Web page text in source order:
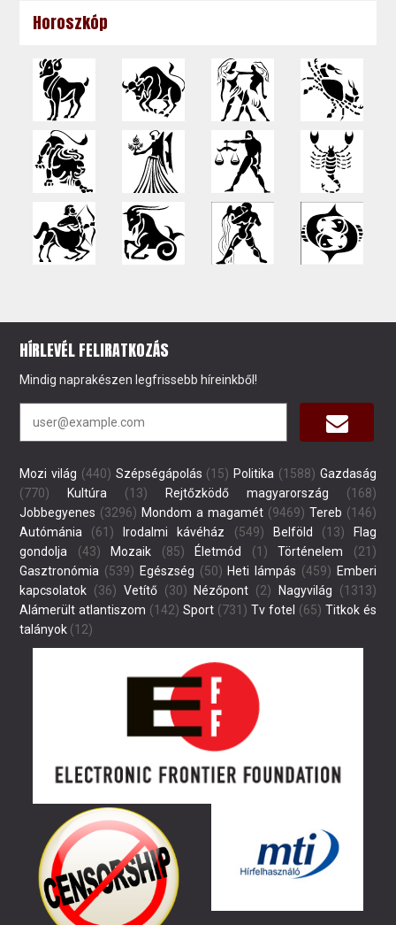
Horoszkóp
HÍRLEVÉL FELIRATKOZÁS
Mindig naprakészen legfrissebb híreinkből!
Mozi világ (440) Szépségápolás (15) Politika (1588) Gazdaság
(770)
Kultúra (13) Rejtőzködő magyarország (168)
Jobbegyenes (3296) Mondom a magamét(9469) Tereb (146)
Autómánia (61) Irodalmi kávéház (549) Belföld (13)
Flag
gondolja (43) Mozaik (85) Életmód (1) Történelem (21)
Gasztronómia (539) Egészség (50) Heti lámpás (459) Emberi
kapcsolatok (36) Vetítő(30) Nézőpont (2) Nagyvilág (1313)
Alámerült atlantiszom (142) Sport (731) Tv fotel (65) Titkok és
talányok (12)